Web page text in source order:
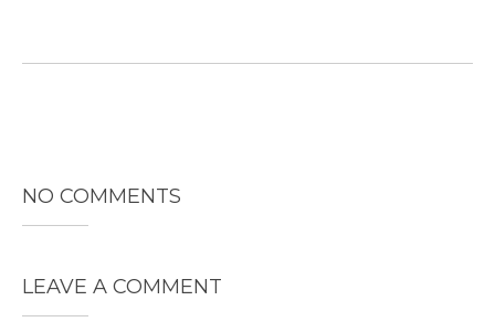
NO COMMENTS
LEAVE A COMMENT